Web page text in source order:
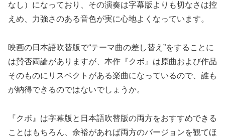
なし）になっており、その演奏は字幕版よりも切なさは控
えめ、力強さのある音色が実に心地よくなっています。
映画の日本語吹替版で“テーマ曲の差し替え”をすることに
は賛否両論がありますが、本作『クボ』は原曲および作品
そのものにリスペクトがある楽曲になっているので、誰も
が納得できるのではないでしょうか。
『クボ』は字幕版と日本語吹替版の両方をおすすめできる
ことはもちろん、余裕があれば両方のバージョンを観てほ